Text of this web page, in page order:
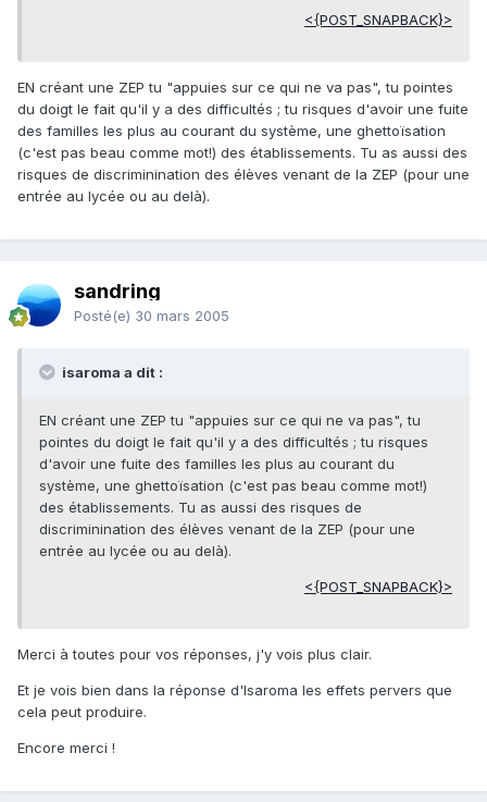
<{POST_SNAPBACK}>
EN créant une ZEP tu "appuies sur ce qui ne va pas", tu pointes
du doigt le fait qu'il y a des difficultés ; tu risques d'avoir une fuite
des familles les plus au courant du système, une ghettoïsation
(c'est pas beau comme mot!) des établissements. Tu as aussi des
risques de discriminination des élèves venant de la ZEP (pour une
entrée au lycée ou au delà).
sandring
Posté(e) 30 mars 2005
isaroma a dit :
EN créant une ZEP tu "appuies sur ce qui ne va pas", tu
pointes du doigt le fait qu'il y a des difficultés ; tu risques
d'avoir une fuite des familles les plus au courant du
système, une ghettoïsation (c'est pas beau comme mot!)
des établissements. Tu as aussi des risques de
discriminination des élèves venant de la ZEP (pour une
entrée au lycée ou au delà).
<{POST_SNAPBACK}>
Merci à toutes pour vos réponses, j'y vois plus clair.
Et je vois bien dans la réponse d'Isaroma les effets pervers que
cela peut produire.
Encore merci !